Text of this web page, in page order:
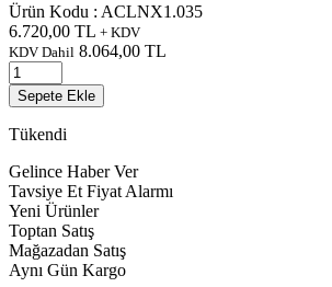
Ürün Kodu : ACLNX1.035
6.720,00 TL + KDV
KDV Dahil 8.064,00 TL
Sepete Ekle
Tükendi
Gelince Haber Ver
Tavsiye Et Fiyat Alarmı
Yeni Ürünler
Toptan Satış
Mağazadan Satış
Aynı Gün Kargo